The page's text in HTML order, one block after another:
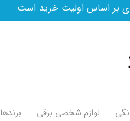
خرید است
لوازم شخصی برقی برندها